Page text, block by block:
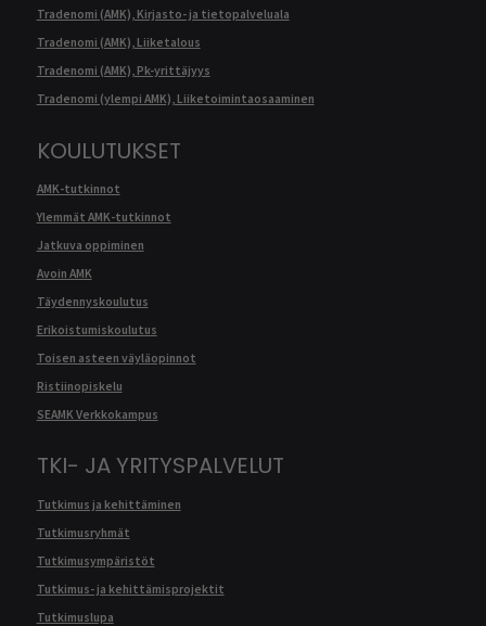
Tradenomi (AMK), Kirjasto- ja tietopalveluala
Tradenomi (AMK), Liiketalous
Tradenomi (AMK), Pk-yrittäjyys
Tradenomi (ylempi AMK), Liiketoimintaosaaminen
KOULUTUKSET
AMK-tutkinnot
Ylemmät AMK-tutkinnot
Jatkuva oppiminen
Avoin AMK
Täydennyskoulutus
Erikoistumiskoulutus
Toisen asteen väyläopinnot
Ristiinopiskelu
SEAMK Verkkokampus
TKI- JA YRITYSPALVELUT
Tutkimus ja kehittäminen
Tutkimusryhmät
Tutkimusympäristöt
Tutkimus- ja kehittämisprojektit
Tutkimuslupa